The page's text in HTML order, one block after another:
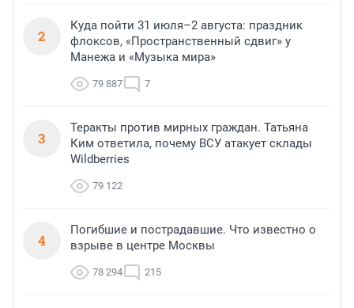
2
Куда пойти 31 июля–2 августа: праздник
флоксов, «Пространственный сдвиг» у
Манежа и «Музыка мира»
79 887 7
3
Теракты против мирных граждан. Татьяна
Ким ответила, почему ВСУ атакует склады
Wildberries
79 122
4
Погибшие и пострадавшие. Что известно о
взрыве в центре Москвы
78 294 215